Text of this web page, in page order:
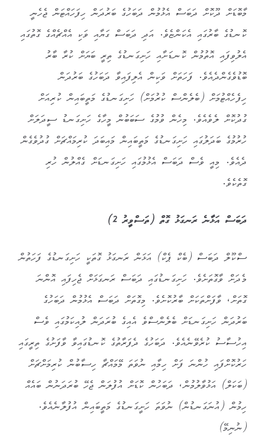
މާބޮޑަށް ދޫކޮށް ދަބަސް އެޅުމުން ދަބަހުގެ ބަރުދަން ހިފަހައްޓަން ޖެހެނީ
ކޮނޑުގެ ބާރުގައި އެކަންޏެވެ. އަދި ދަބަސް ގަޔާއި ވަކި އެއްޗެއްގެ ގޮތުގައި
އެލުވިފައި އޮތުމުން ކޮނޑަށާއި ހަށިގަނޑުގެ ތިރީ ބަޔަށް ކުރާ ބާރު
ބޮޑުވެގެންދެއެވެ. ފަހަތަށް ވަކިން އެލިފައިވާ ދަބަހުގެ ބަރުދަން
ހިފެހެއްޓުމަށް (ބެލެންސް ކުރުމަށް) ހަށިގަނޑުގެ މަތީބައިން ކުރިއަށް
ގުދުކޮށް ލެވެއެވެ. މިހެން ވުމުގެ ސަބަބުން މީހާގެ ހަށިގަނޑު ސީދަލަށް
ހުރުމުގެ ބަދަލުގައި ހަށިގަނޑުގެ މަތީބައިން މައިބަދަ ކުރިމައްޗަށް ގުދުވެގެން
ދެއެވެ. މިއީ ވެސް ދަބަސް އެޅުމުގައި ހަށިގަނޑަށް ގެއްލުން ހުރި
ގޮތެކެވެ.
ދަބަސް އަޅާނެ ރަނގަޅު ގޮތް (ތަސްވީރު 2)
ސްކޫލް ދަބަސް (ބެކް ޕެކް) އަޅަން ރަނގަޅު ގޮތަކީ ހަށިގަނޑުގެ ފަހަތުން
މެދަށް ވާގޮތަށެވެ. ހަށިގަނޑުގައި ދަބަސް ރަނގަޅަށް ޖެހިފައި އޮންނަ
ގޮތަށް، ވާފަށްތަކަށް ބާރުކޮށެވެ. މިގޮތަށް ދަބަސް އެޅުމުން ދަބަހުގެ
ބަރުދަން ހަށިގަނޑަށް ބެލެންސްވެ އެއިގެ ބުރަދަން ލުއިކަމުގައި ވެސް
އިހުސާސު ކުރެވޭނެއެވެ. ދަބަހުގެ ދެފަރާތުގެ ކޮނޑުގައިވާ ވާފަށުގެ ތިރީގައި
ހަރުކޮށްފައި ހުންނަ ފަށް ހިމާއި ނުވަތަ މޭމައްޗާ ހިސާބުން ކުރިމަށްޗަށް
(ބަކަލް) އަޅުވާލުމުން، ދަބަހުން ކޮޑަށް އުފުލަން ޖެހޭ ބުރަދަނުން ބައެއް
ހިމުން (އުނަގަނޑުން) ނުވަތަ ހަށީގަނޑުގެ މަތީބައިން އުފުލާނެއެވެ.
(ނުނިމޭ)